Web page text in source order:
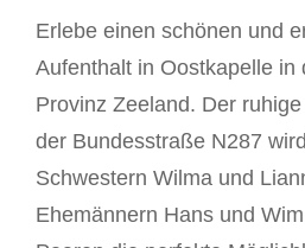
Erlebe einen schönen und
Aufenthalt in Oostkapelle in
Provinz Zeeland. Der
der Bundesstraße N287
Schwestern Wilma und
Ehemännern Hans und